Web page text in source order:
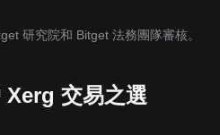
研究院和 Bitget 法務團隊審核。
交易之選